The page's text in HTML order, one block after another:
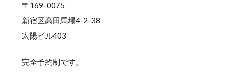
〒169-0075
新宿区高田馬場4-2-38
宏陽ビル403
完全予約制です。